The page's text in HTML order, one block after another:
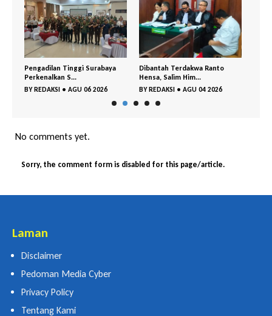
Pengadilan Tinggi Surabaya
Perkenalkan S...
BYREDAKSI • AGU 06 2026
Dibantah Terdakwa Ranto
Hensa, Salim Him...
BYREDAKSI • AGU 04 2026
No comments yet.
Sorry, the comment form is disabled for this page/article.
Laman
Disclaimer
Pedoman Media Cyber
Privacy Policy
Tentang Kami